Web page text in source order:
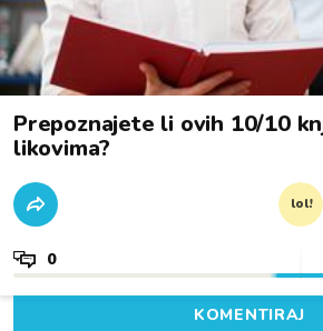
Prepoznajete li ovih 10/10
likovima?
lol!
0
KOMENTIRAJ